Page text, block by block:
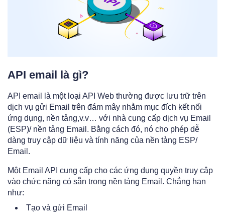
API email là gì?
API email là một loại API Web thường được lưu trữ trên
dịch vụ gửi Email trên đám mây nhằm mục đích kết nối
ứng dụng, nền tảng,v.v… với nhà cung cấp dịch vụ Email
(ESP)/ nền tảng Email. Bằng cách đó, nó cho phép dễ
dàng truy cập dữ liệu và tính năng của nền tảng ESP/
Email.
Một Email API cung cấp cho các ứng dụng quyền truy cập
vào chức năng có sẵn trong nền tảng Email. Chẳng hạn
như:
Tạo và gửi Email